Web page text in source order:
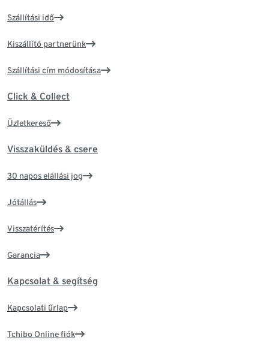
Szállítási idő
Kiszállító partnerünk
Szállítási cím módosítása
Click & Collect
Üzletkereső
Visszaküldés & csere
30 napos elállási jog
Jótállás
Visszatérítés
Garancia
Kapcsolat & segítség
Kapcsolati űrlap
Tchibo Online fiók